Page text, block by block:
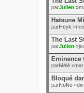
parJulien
Hatsune
parHeyk
The Last
parJulien
Eminence
parMélé
Bloqué
parNoNo